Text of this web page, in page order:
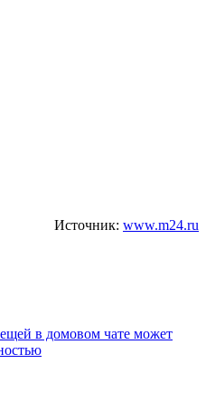
Источник: www.m24.ru
в домовом чате может